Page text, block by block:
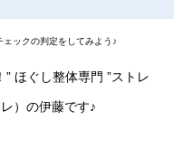
ックの判定をしてみよう♪
” ほぐし整体専門 ”ストレ
）の伊藤です♪